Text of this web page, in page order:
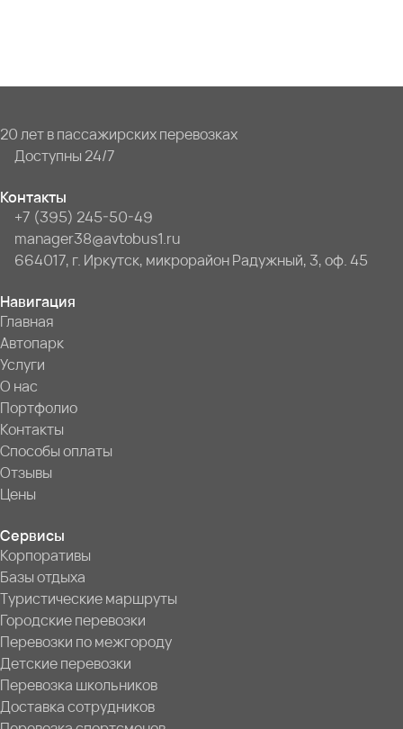
20 лет в пассажирских перевозках
Доступны 24/7
Контакты
+7 (395) 245-50-49
manager38@avtobus1.ru
664017, г. Иркутск, микрорайон Радужный, 3, оф. 45
Навигация
Главная
Автопарк
Услуги
О нас
Портфолио
Контакты
Способы оплаты
Отзывы
Цены
Сервисы
Корпоративы
Базы отдыха
Туристические маршруты
Городские перевозки
Перевозки по межгороду
Детские перевозки
Перевозка школьников
Доставка сотрудников